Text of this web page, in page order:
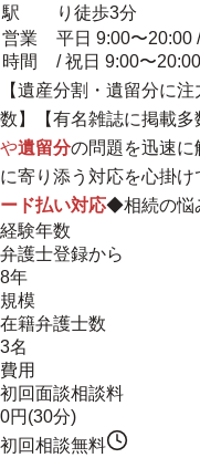
駅
り徒歩3分
営業
時間
平日 9:00〜20:00
/ 祝日 9:00〜20:00
【遺産分割・遺留分に
数】【有名雑誌に掲載多
や遺留分の問題を迅速
に寄り添う対応を心掛け
ード払い対応◆相続の悩
経験年数
弁護士登録から
8年
規模
在籍弁護士数
3名
費用
初回面談相談料
0円(30分)
初回相談無料